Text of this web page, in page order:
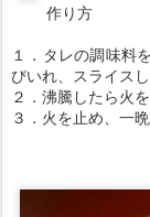
作り方
１．タレの調味料
びいれ、スライス
２．沸騰したら火
３．火を止め、一